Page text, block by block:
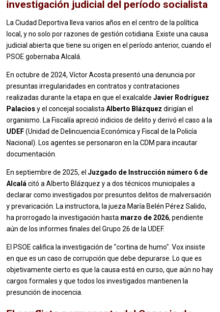
investigación judicial del período socialista
La Ciudad Deportiva lleva varios años en el centro de la política
local, y no solo por razones de gestión cotidiana. Existe una causa
judicial abierta que tiene su origen en el período anterior, cuando el
PSOE gobernaba Alcalá.
En octubre de 2024, Víctor Acosta presentó una denuncia por
presuntas irregularidades en contratos y contrataciones
realizadas durante la etapa en que el exalcaldeJavier Rodríguez
Palacios y el concejal socialistaAlberto Blázquez dirigían el
organismo. La Fiscalía apreció indicios de delito y derivó el caso a la
UDEF(Unidad de Delincuencia Económica y Fiscal de la Policía
Nacional). Los agentes se personaron en la CDM para incautar
documentación.
En septiembre de 2025, elJuzgado de Instrucción número 6 de
Alcalá citó a Alberto Blázquez y a dos técnicos municipales a
declarar como investigados por presuntos delitos de malversación
y prevaricación. La instructora, la jueza María Belén Pérez Salido,
ha prorrogado la investigación hasta marzo de 2026, pendiente
aún de los informes finales del Grupo 26 de la UDEF.
El PSOE califica la investigación de "cortina de humo". Vox insiste
en que es un caso de corrupción que debe depurarse. Lo que es
objetivamente cierto es que la causa está en curso, que aún no hay
cargos formales y que todos los investigados mantienen la
presunción de inocencia.